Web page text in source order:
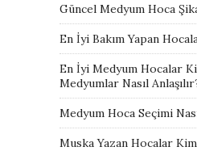
Güncel Medyum Hoca
En İyi Bakım Yapan
En İyi Medyum Hocalar
Medyumlar Nasıl
Medyum Hoca Seçimi
Muska Yazan Hocalar